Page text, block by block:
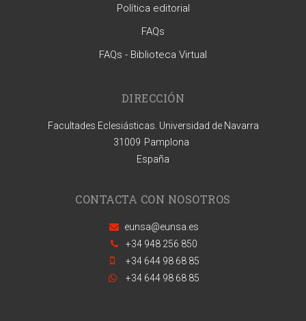
Política editorial
FAQs
FAQs - Biblioteca Virtual
DIRECCIÓN
Facultades Eclesiásticas. Universidad de Navarra
31009 Pamplona
España
CONTACTA CON NOSOTROS
eunsa@eunsa.es
+34 948 256 850
+34 644 98 68 85
+34 644 98 68 85